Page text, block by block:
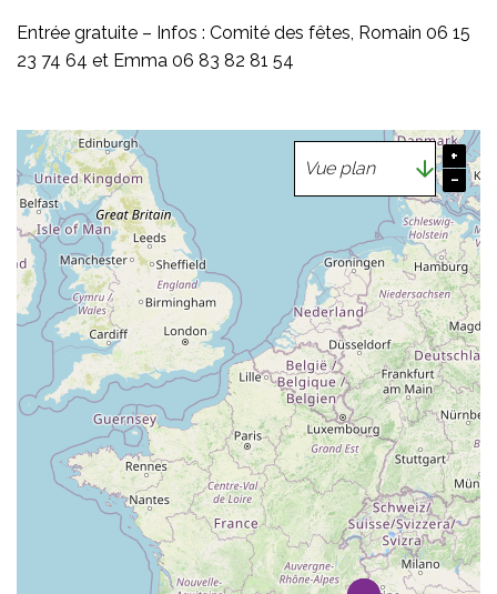
Entrée gratuite – Infos : Comité des fêtes, Romain 06 15
23 74 64 et Emma 06 83 82 81 54
+
−